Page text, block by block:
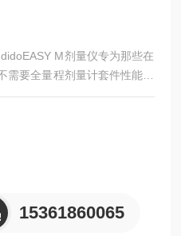
M剂量仪专为那些在
要全量程剂量计套件性能的
15361860065